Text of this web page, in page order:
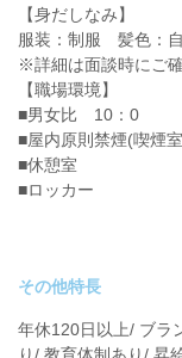
【身だしなみ】
服装：制服 髪色：
※詳細は面談時にご
【職場環境】
■男女比 10：0
■屋内原則禁煙(喫煙
■休憩室
■ロッカー
その他特長
年休120日以上/ ブラ